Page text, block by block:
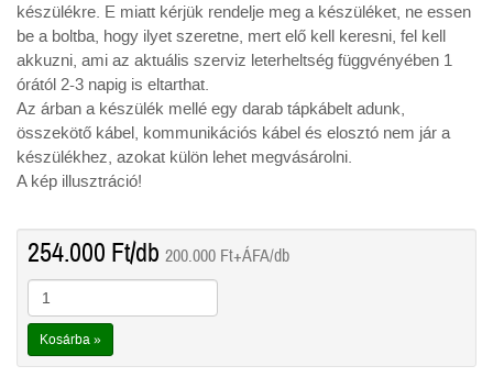
készülékre. E miatt kérjük rendelje meg a készüléket, ne essen
be a boltba, hogy ilyet szeretne, mert elő kell keresni, fel kell
akkuzni, ami az aktuális szerviz leterheltség függvényében 1
órától 2-3 napig is eltarthat.
Az árban a készülék mellé egy darab tápkábelt adunk,
összekötő kábel, kommunikációs kábel és elosztó nem jár a
készülékhez, azokat külön lehet megvásárolni.
A kép illusztráció!
254.000 Ft/db 200.000 Ft+ÁFA/db
Kosárba »